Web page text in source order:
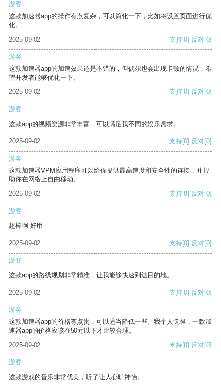
游客
这款加速器app的操作有点复杂，可以简化一下，比如将设置页面进行优
化。
2025-09-02
支持[0] 反对[0]
游客
这款加速器app的加速效果还是不错的，但偶尔也会出现卡顿的情况，希
望开发者能够优化一下。
2025-09-02
支持[0] 反对[0]
游客
这款app的视频资源非常丰富，可以满足我不同的娱乐需求。
2025-09-02 支持[0] 反对[0]
游客
这款加速器VPM应用程序可以给你提供最高速度和安全性的连接，并帮
助你在网络上自由移动。
2025-09-02
支持[0] 反对[0]
游客
超棒啊 好用
2025-09-02 支持[0] 反对[0]
游客
这款app的路线规划非常精准，让我能够快速到达目的地。
2025-09-02 支持[0] 反对[0]
游客
这款加速器app的价格有点贵，可以适当降低一些。我个人觉得，一款加
速器app的价格应该在50元以下才比较合理。
2025-09-02
支持[0] 反对[0]
游客
这款游戏的音乐非常优美，听了让人心旷神怡。